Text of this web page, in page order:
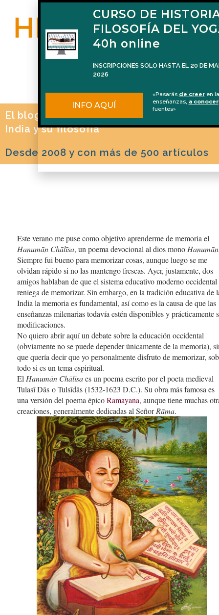
El blog de Naren Herrero sobre Yoga, la
India y su filosofía
Desde 2008 y con más de 500 artículos
Este verano me puse como objetivo aprenderme de memoria el
Hanumān Chālīsa, un poema devocional al dios mono Hanumān
Siempre fui bueno para memorizar cosas, aunque luego se me
olvidan rápido si no las mantengo frescas. Ayer, justamente, dos
amigos hablaban de que el sistema educativo moderno occidental
reniega de memorizar. Sin embargo, en la tradición educativa de
India la memoria es fundamental, así como es la causa de que las
enseñanzas milenarias todavía estén disponibles y prácticamente
modificaciones.
No quiero abrir aquí un debate sobre la educación occidental
(obviamente no se puede depender únicamente de la memoria),
que quería decir que yo personalmente disfruto de memorizar,
todo si es un tema espiritual.
El Hanumān Chālīsaes un poema escrito por el poeta medieval
Tulasī Dās o Tulsīdās (1532-1623 D.C.). Su obra más famosa es
una versión del poema épicoRāmāyana, aunque tiene muchas
creaciones, generalmente dedicadas al SeñorRāma.
CURSO DE
FILOSOFÍA DEL
40h online
INSCRIPCIONES SOLO HASTA EL 20 DE
2026
INFO AQUÍ
«Pasarás de creeren
enseñanzas, a conocer
fuentes»